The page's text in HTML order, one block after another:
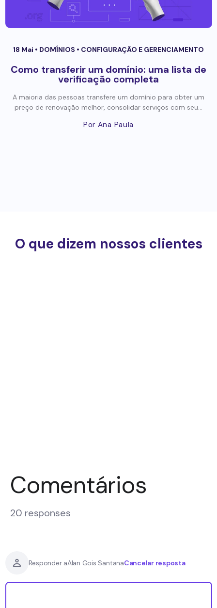
18 Mai • DOMÍNIOS • CONFIGURAÇÃO E GERENCIAMENTO
Como transferir um domínio: uma lista de
verificação completa
A maioria das pessoas transfere um domínio para obter um
preço de renovação melhor, consolidar serviços com seu...
Por Ana Paula
O que dizem nossos clientes
Comentários
20 responses
Responder aAlan Gois SantanaCancelar resposta